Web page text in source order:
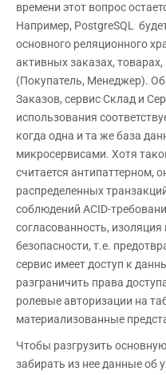
времени этот вопрос
Например, PostgreSQL
основного реляционного
активных заказах,
(Покупатель, Менеджер).
Заказов, сервис Склад и
использования
когда одна и та же база
микросервисами. Хотя
считается антипаттерном,
распределенных
соблюдений ACID-
согласованность,
безопасности, т.е.
сервис имеет доступ к
разграничить права
ролевые авторизации на
материализованные
Чтобы разгрузить
забирать из нее данные об